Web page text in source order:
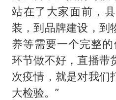
站在了大家面前，
装，到品牌建设，到
养等需要一个完整
环节做不好，直播带
次疫情，就是对我们
大检验。”